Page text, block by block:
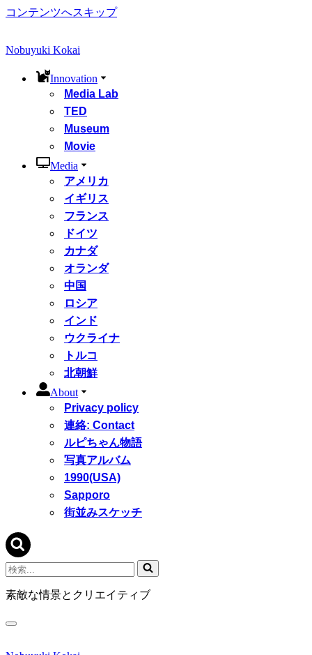
コンテンツへスキップ
Nobuyuki Kokai
Innovation
Media Lab
TED
Museum
Movie
Media
アメリカ
イギリス
フランス
ドイツ
カナダ
オランダ
中国
ロシア
インド
ウクライナ
トルコ
北朝鮮
About
Privacy policy
連絡: Contact
ルピちゃん物語
写真アルバム
1990(USA)
Sapporo
街並みスケッチ
検
索...
素敵な情景とクリエイティブ
ナ